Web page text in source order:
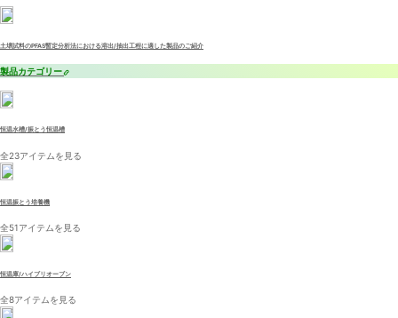
土壌試料のPFAS暫定分析法における溶出/抽出工程に適した製品のご紹介
製品カテゴリー
恒温水槽/振とう恒温槽
全23アイテムを見る
恒温振とう培養機
全51アイテムを見る
恒温庫/ハイブリオーブン
全8アイテムを見る